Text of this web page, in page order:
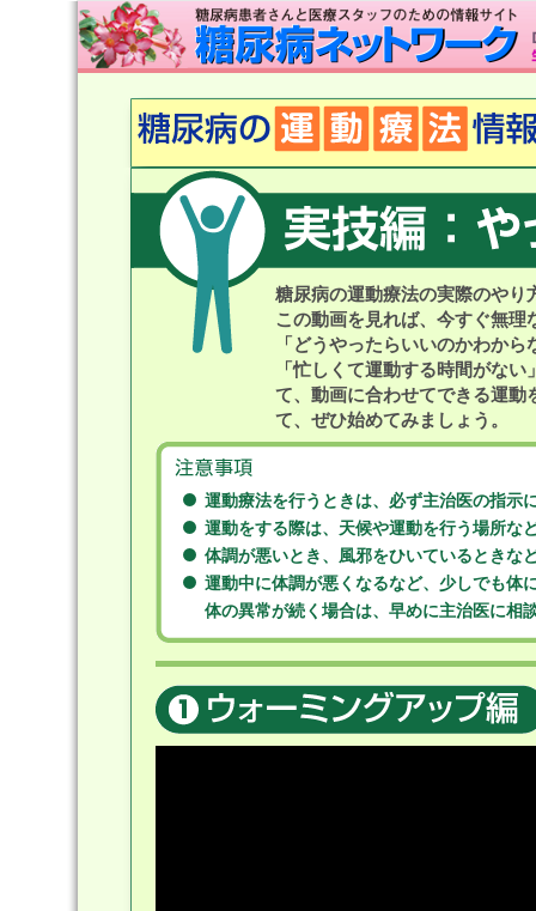
糖尿病の運動療法の実際のやり
この動画を見れば、今すぐ無
「どうやったらいいのかわか
「忙しくて運動する時間がな
て、動画に合わせてできる運動
て、ぜひ始めてみましょう。
運動療法を行うときは、必ず主治医の指示
運動をする際は、天候や運動を行う場所な
体調が悪いとき、風邪をひいているときな
運動中に体調が悪くなるなど、少しでも体
体の異常が続く場合は、早めに主治医に相